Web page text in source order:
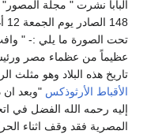
البابا نشرت " مجلة المصور"
148 الصادر يوم الجمعة 12 أغسطس
تحت الصورة ما يلي :- " وافت
عظيماً من عظماء مصر ورئيساً
تاريخ هذه البلاد وهو مثلث
الأقباط الأرثوذكس"وبعد ان
إليه رحمه الله الفضل في اتحاد
المصرية فقد وقف اثناء الحركة